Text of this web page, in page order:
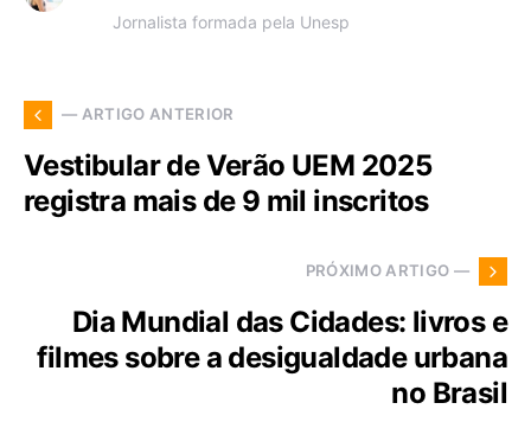
Jornalista formada pela Unesp
— ARTIGO ANTERIOR
Vestibular de Verão UEM 2025
registra mais de 9 mil inscritos
PRÓXIMO ARTIGO —
Dia Mundial das Cidades: livros e
filmes sobre a desigualdade urbana
no Brasil